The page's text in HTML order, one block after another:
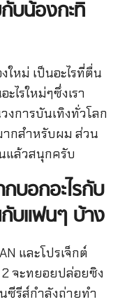
บน้องกะทิ
ใหม่ เป็นอะไรที่ตื่น
ไรใหม่ๆซึ่งเรา
งการบันเทิงทั่วโลก
กสำหรับผม ส่วน
แล้วสนุกครับ
บอกอะไรกับ
บแฟนๆ บ้าง
และโปรเจ็กต์
จะทยอยปล่อยซิง
ซีรีส์กำลังถ่ายทำ